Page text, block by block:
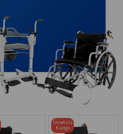
Ücretsiz
Kargo